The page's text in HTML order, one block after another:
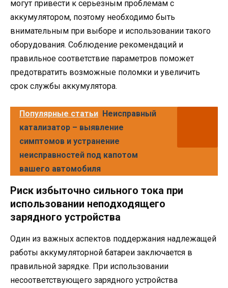
могут привести к серьезным проблемам с
аккумулятором, поэтому необходимо быть
внимательным при выборе и использовании такого
оборудования. Соблюдение рекомендаций и
правильное соответствие параметров поможет
предотвратить возможные поломки и увеличить
срок службы аккумулятора.
Популярные статьи Неисправный
катализатор – выявление
симптомов и устранение
неисправностей под капотом
вашего автомобиля
Риск избыточно сильного тока при
использовании неподходящего
зарядного устройства
Один из важных аспектов поддержания надлежащей
работы аккумуляторной батареи заключается в
правильной зарядке. При использовании
несоответствующего зарядного устройства